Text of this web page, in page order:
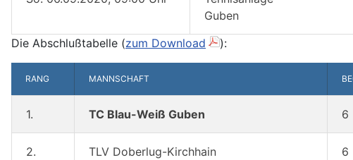
Guben
Die Abschlußtabelle (zum Download ):
RANG MANNSCHAFT
1. TC Blau-Weiß Guben 6
2. TLV Doberlug-Kirchhain 6